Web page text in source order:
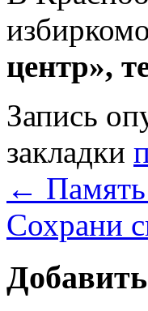
центр»,
Запись
закладки
←
Сохрани